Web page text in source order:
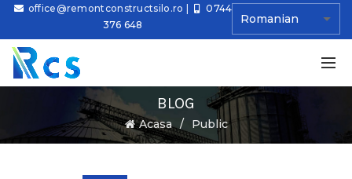
office@remontconstructsilo.ro
0744
376 648
BLOG
Acasa Public